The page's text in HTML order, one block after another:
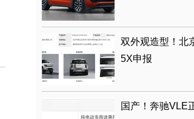
双外观造型！北
5X申报
国产！奔驰VLE